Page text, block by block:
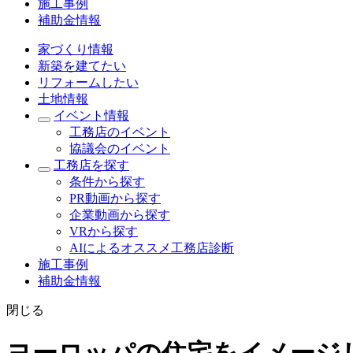
施工事例
補助金情報
家づくり情報
新築を建てたい
リフォームしたい
土地情報
イベント情報
工務店のイベント
協議会のイベント
工務店を探す
条件から探す
PR動画から探す
企業動画から探す
VRから探す
AIによるオススメ工務店診断
施工事例
補助金情報
閉じる